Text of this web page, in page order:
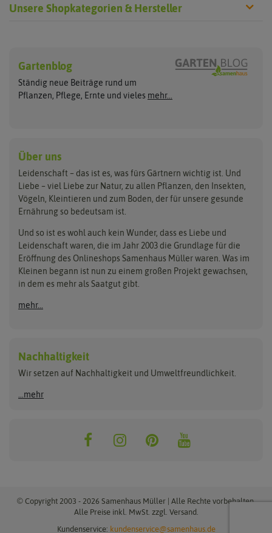
Unsere Shopkategorien & Hersteller
Exotische Samen
Gemüsesamen
Gründünger
Kräutersamen
Obstsamen
Pilzbrut
Rasensamen
Steckzwiebeln
Zimmer & Kübelpflanzen
Kataloge
Schnäppchen
Anzucht & Gartenzubehör
Anzuchtschalen
Heizmatte & Heizkabel
Kokos-Quelltabletten
Zimmergewächshaus
Maissamen
Arche Noah
ASB Greenworld
Benary
Bingenheimer Saatgut
Bionana
BIOWOL
Blumicorn
Bûten Birds
Carl Pabst
Clever Pots
COMPO
Dürr-Samen
Feldsaaten Freudenberger
Fertil
Flora Elite
Florissa
Flortis
Franchi Sementi
Hortitops
JUB Holland
Küpper
Gartenblog
Ständig neue Beiträge rund um
Pflanzen, Pflege, Ernte und vieles mehr...
Über uns
Leidenschaft – das ist es, was fürs Gärtnern wichtig ist. Und
Liebe – viel Liebe zur Natur, zu allen Pflanzen, den Insekten,
Vögeln, Kleintieren und zum Boden, der für unsere gesunde
Ernährung so bedeutsam ist.
Und so ist es wohl auch kein Wunder, dass es Liebe und
Leidenschaft waren, die im Jahr 2003 die Grundlage für die
Eröffnung des Onlineshops Samenhaus Müller waren. Was im
Kleinen begann ist nun zu einem großen Projekt gewachsen,
in dem es mehr als Saatgut gibt.
mehr...
Nachhaltigkeit
Wir setzen auf Nachhaltigkeit und Umweltfreundlichkeit.
...mehr
© Copyright 2003 - 2026 Samenhaus Müller | Alle Rechte vorbehalten.
Alle Preise inkl. MwSt. zzgl. Versand.
Kundenservice: kundenservice@samenhaus.de